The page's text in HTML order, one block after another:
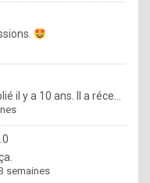
il y a 10 ans. Il a réce...
semaines